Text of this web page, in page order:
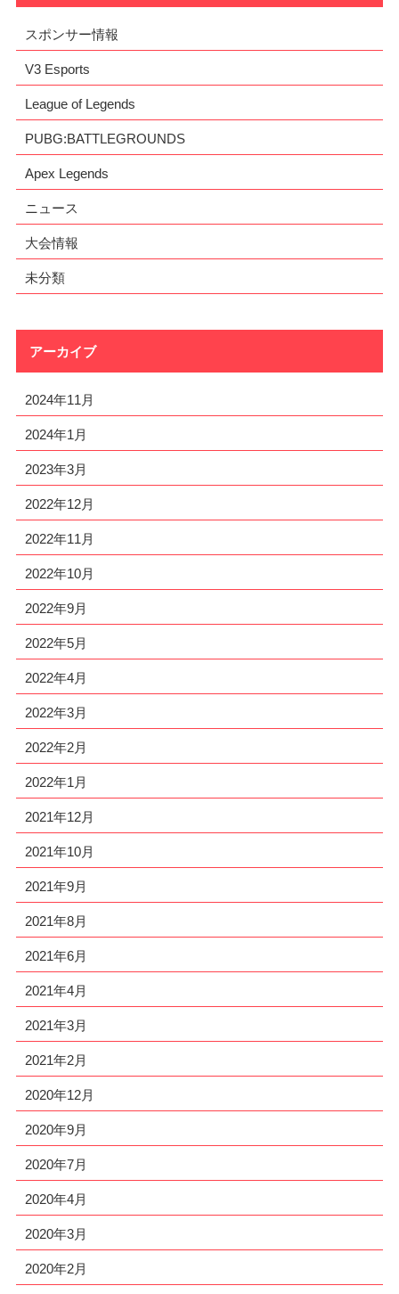
スポンサー情報
V3 Esports
League of Legends
PUBG:BATTLEGROUNDS
Apex Legends
ニュース
大会情報
未分類
アーカイブ
2024年11月
2024年1月
2023年3月
2022年12月
2022年11月
2022年10月
2022年9月
2022年5月
2022年4月
2022年3月
2022年2月
2022年1月
2021年12月
2021年10月
2021年9月
2021年8月
2021年6月
2021年4月
2021年3月
2021年2月
2020年12月
2020年9月
2020年7月
2020年4月
2020年3月
2020年2月